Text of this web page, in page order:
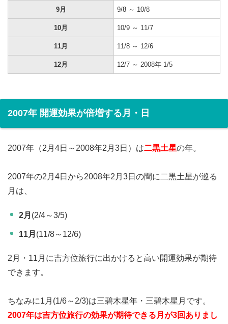
9月 9/8 ～ 10/8
10月 10/9 ～ 11/7
11月 11/8 ～ 12/6
12月 12/7 ～ 2008年 1/5
2007年 開運効果が倍増する月・日
2007年（2月4日～2008年2月3日）は二黒土星の年。
2007年の2月4日から2008年2月3日の間に二黒土星が巡る
月は、
2月 (2/4～3/5)
11月 (11/8～12/6)
2月・11月に吉方位旅行に出かけると高い開運効果が期待
できます。
ちなみに1月(1/6～2/3)は三碧木星年・三碧木星月です。
2007年は吉方位旅行の効果が期待できる月が3回ありまし